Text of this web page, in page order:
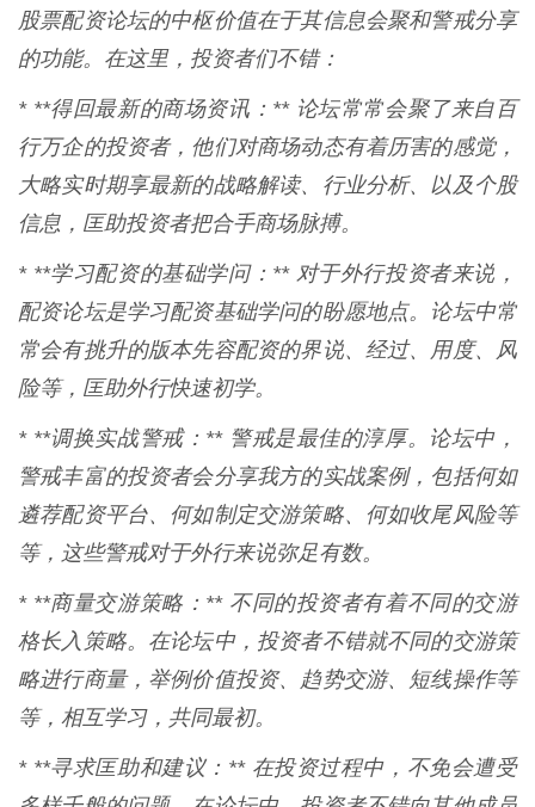
股票配资论坛的中枢价值在于其信息会聚和警戒分享
的功能。在这里，投资者们不错：
* **得回最新的商场资讯：** 论坛常常会聚了来自百
行万企的投资者，他们对商场动态有着历害的感觉，
大略实时期享最新的战略解读、行业分析、以及个股
信息，匡助投资者把合手商场脉搏。
* **学习配资的基础学问：** 对于外行投资者来说，
配资论坛是学习配资基础学问的盼愿地点。论坛中常
常会有挑升的版本先容配资的界说、经过、用度、风
险等，匡助外行快速初学。
* **调换实战警戒：** 警戒是最佳的淳厚。论坛中，
警戒丰富的投资者会分享我方的实战案例，包括何如
遴荐配资平台、何如制定交游策略、何如收尾风险等
等，这些警戒对于外行来说弥足有数。
* **商量交游策略：** 不同的投资者有着不同的交游
格长入策略。在论坛中，投资者不错就不同的交游策
略进行商量，举例价值投资、趋势交游、短线操作等
等，相互学习，共同最初。
* **寻求匡助和建议：** 在投资过程中，不免会遭受